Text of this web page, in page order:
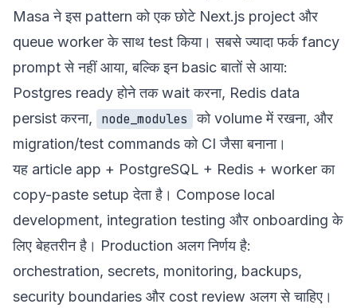
Masa ने इस pattern को एक छोटे Next.js project और
queue worker के साथ test किया। सबसे ज्यादा फर्क fancy
prompt से नहीं आया, बल्कि इन basic बातों से आया:
Postgres ready होने तक wait करना, Redis data
persist करना,
node_modules को volume में रखना, और
migration/test commands को CI जैसा बनाना।
यह article app + PostgreSQL + Redis + worker का
copy-paste setup देता है। Compose local
development, integration testing और onboarding के
लिए बेहतरीन है। Production अलग निर्णय है:
orchestration, secrets, monitoring, backups,
security boundaries और cost review अलग से चाहिए।